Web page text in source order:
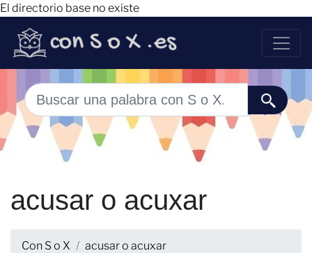
El directorio base no existe
acusar o acuxar
Con S o X acusar o acuxar